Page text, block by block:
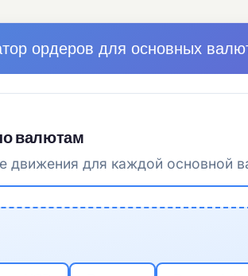
ордеров для основных
валютам
движения для каждой основной